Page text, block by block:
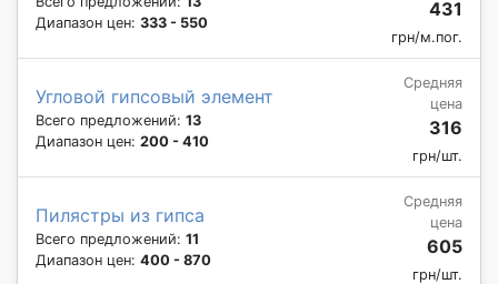
Диапазон цен: 333 - 550
431
грн/м.пог.
Угловой гипсовый элемент
Всего предложений: 13
Диапазон цен: 200 - 410
Средняя
цена
316
грн/шт.
Пилястры из гипса
Всего предложений: 11
Диапазон цен: 400 - 870
Средняя
цена
605
грн/шт.